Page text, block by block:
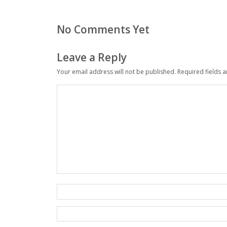
No Comments Yet
Leave a Reply
Your email address will not be published. Required fields